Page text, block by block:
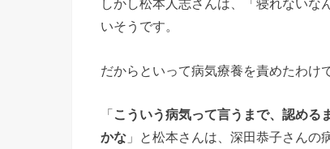
しかし松本人志さんは、「寝れないな
いそうです。
だからといって病気療養を責めたわけ
「こういう病気って言うまで、認める
かな 」と松本さんは、深田恭子さんの